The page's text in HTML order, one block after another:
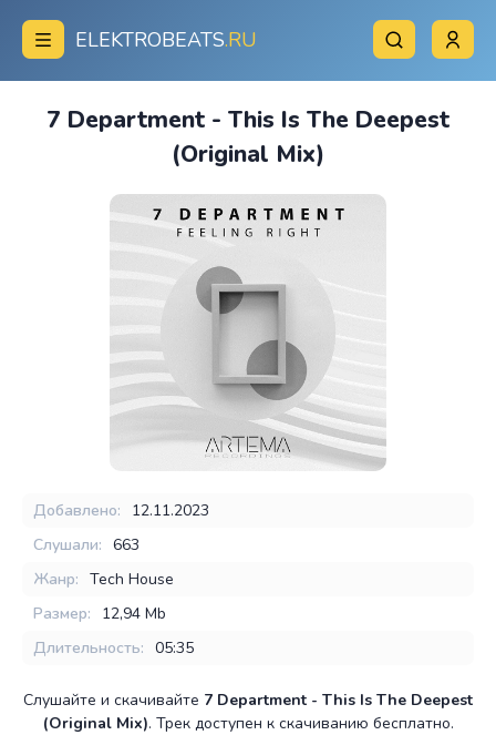
ELEKTROBEATS.RU
7 Department - This Is The Deepest
(Original Mix)
Добавлено:
12.11.2023
Слушали: 663
Жанр: Tech House
Размер:
12,94 Mb
Длительность: 05:35
Слушайте и скачивайте 7 Department - This Is The Deepest
(Original Mix). Трек доступен к скачиванию бесплатно.